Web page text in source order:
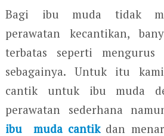
Bagi ibu muda tidak
perawatan kecantikan,
terbatas seperti
sebagainya. Untuk itu
cantik untuk ibu muda
perawatan sederhana
ibu muda cantikdan